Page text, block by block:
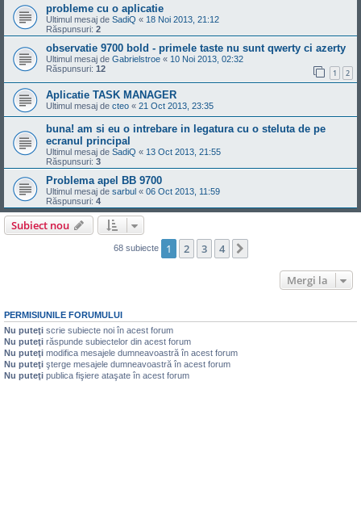
probleme cu o aplicatie
Ultimul mesaj de SadiQ « 18 Noi 2013, 21:12
Răspunsuri: 2
observatie 9700 bold - primele taste nu sunt qwerty ci azerty
Ultimul mesaj de Gabrielstroe « 10 Noi 2013, 02:32
Răspunsuri: 12 1 2
Aplicatie TASK MANAGER
Ultimul mesaj de cteo « 21 Oct 2013, 23:35
buna! am si eu o intrebare in legatura cu o steluta de pe
ecranul principal
Ultimul mesaj de SadiQ « 13 Oct 2013, 21:55
Răspunsuri: 3
Problema apel BB 9700
Ultimul mesaj de sarbul « 06 Oct 2013, 11:59
Răspunsuri: 4
Subiect nou
68 subiecte 1 2 3 4
Mergi la
PERMISIUNILE FORUMULUI
Nu puteţi scrie subiecte noi în acest forum
Nu puteţi răspunde subiectelor din acest forum
Nu puteţi modifica mesajele dumneavoastră în acest forum
Nu puteţi şterge mesajele dumneavoastră în acest forum
Nu puteţi publica fişiere ataşate în acest forum